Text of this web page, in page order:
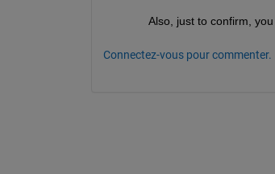
Also, just to confirm,
Connectez-vous pour commenter.